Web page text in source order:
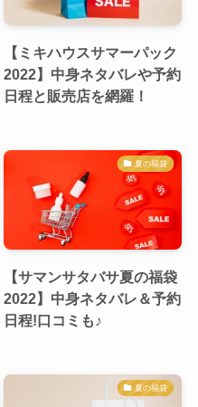
【ミキハウスサマーパック
2022】中身ネタバレや予約
日程と販売店を網羅！
夏の福袋
【サマンサタバサ夏の福袋
2022】中身ネタバレ＆予約
日程!口コミも♪
夏の福袋